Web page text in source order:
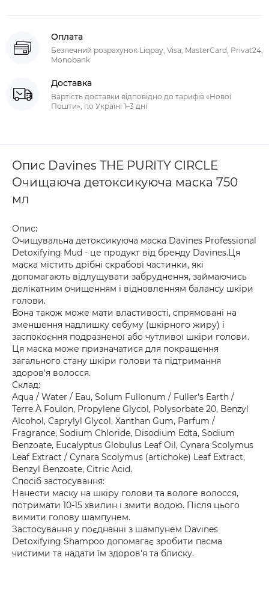
Оплата
Безпечний розрахунок Liqpay, Visa, MasterCard, Privat24,
Monobank
Доставка
Вартість доставки відповідно до тарифів «Нової
Пошти», по Україні 1–3 дні
Опис Davines THE PURITY CIRCLE
Очищаюча детоксикуюча маска 750
мл
Опис:
Очищувальна детоксикуюча маска Davines Professional
Detoxifying Mud - це продукт від бренду Davines.Ця
маска містить дрібні скрабові частинки, які
допомагають відлущувати забруднення, займаючись
делікатним очищенням і відновленням балансу шкіри
голови.
Вона також може мати властивості, спрямовані на
зменшення надлишку себуму (шкірного жиру) і
заспокоєння подразненої або чутливої шкіри голови.
Ця маска може призначатися для покращення
загального стану шкіри голови та підтримання
здоров'я волосся.
Склад:
Aqua / Water / Eau, Solum Fullonum / Fuller's Earth /
Terre À Foulon, Propylene Glycol, Polysorbate 20, Benzyl
Alcohol, Caprylyl Glycol, Xanthan Gum, Parfum /
Fragrance, Sodium Chloride, Disodium Edta, Sodium
Benzoate, Eucalyptus Globulus Leaf Oil, Cynara Scolymus
Leaf Extract / Cynara Scolymus (artichoke) Leaf Extract,
Benzyl Benzoate, Citric Acid.
Спосіб застосування:
Нанести маску на шкіру голови та вологе волосся,
потримати 10-15 хвилин і змити водою. Після цього
вимити голову шампунем.
Застосування у поєднанні з шампунем Davines
Detoxifying Shampoo допомагає зробити пасма
чистими та надати їм здоров'я та блиску.